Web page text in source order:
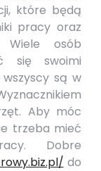
które będą
pracy oraz
Wiele osób
się swoimi
są w
Aby móc
trzeba mieć
Dobre
do